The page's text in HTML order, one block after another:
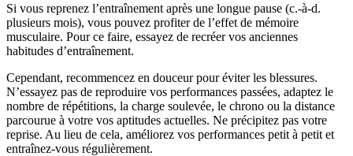
Si vous reprenez l’entraînement après une longue pause (c.-à-d.
plusieurs mois), vous pouvez profiter de l’effet de mémoire
musculaire. Pour ce faire, essayez de recréer vos anciennes
habitudes d’entraînement.
Cependant, recommencez en douceur pour éviter les blessures.
N’essayez pas de reproduire vos performances passées, adaptez le
nombre de répétitions, la charge soulevée, le chrono ou la distance
parcourue à votre vos aptitudes actuelles. Ne précipitez pas votre
reprise. Au lieu de cela, améliorez vos performances petit à petit et
entraînez-vous régulièrement.